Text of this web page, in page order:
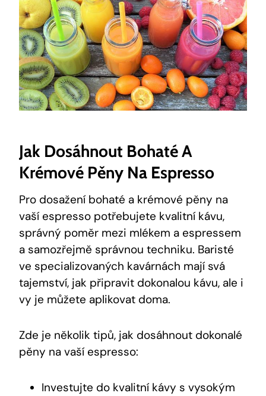
Jak Dosáhnout Bohaté A
Krémové Pěny Na Espresso
Pro dosažení bohaté a krémové pěny na
vaší espresso potřebujete kvalitní kávu,
správný poměr mezi mlékem a espressem
a samozřejmě správnou techniku. Baristé
ve specializovaných kavárnách mají svá
tajemství, jak připravit dokonalou kávu, ale i
vy je můžete aplikovat doma.
Zde je několik tipů, jak dosáhnout dokonalé
pěny na vaší espresso:
Investujte do kvalitní kávy s vysokým